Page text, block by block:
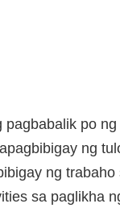
pagbabalik po
ng
ng
sa paglikha